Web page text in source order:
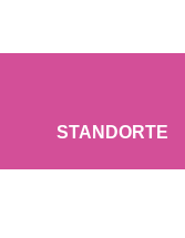
STANDORTE